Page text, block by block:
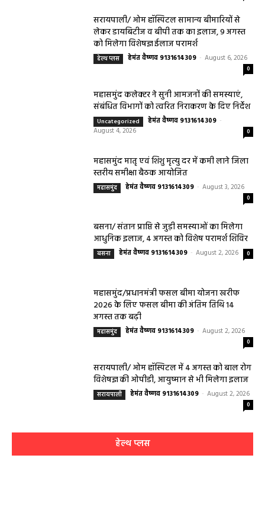
सरायपाली/ ओम हॉस्पिटल सामान्य बीमारियों से
लेकर डायबिटीज व बीपी तक का इलाज, 9 अगस्त
को मिलेगा विशेषज्ञ ईलाज परामर्श
हेल्थ प्लस हेमंत वैष्णव 9131614309 - August 6, 2026
0
महासमुंद कलेक्टर ने सुनी आमजनों की समस्याएं,
संबंधित विभागों को त्वरित निराकरण के दिए निर्देश
Uncategorized हेमंत वैष्णव 9131614309 -
August 4, 2026
0
महासमुंद मातृ एवं शिशु मृत्यु दर में कमी लाने जिला
स्तरीय समीक्षा बैठक आयोजित
महासमुंद हेमंत वैष्णव 9131614309 - August 3, 2026
0
बसना/ संतान प्राप्ति से जुड़ी समस्याओं का मिलेगा
आधुनिक इलाज, 4 अगस्त को विशेष परामर्श शिविर
बसना हेमंत वैष्णव 9131614309 - August 2, 2026 0
महासमुंद/प्रधानमंत्री फसल बीमा योजना खरीफ
2026 के लिए फसल बीमा की अंतिम तिथि 14
अगस्त तक बढ़ी
महासमुंद हेमंत वैष्णव 9131614309 - August 2, 2026
0
सरायपाली/ ओम हॉस्पिटल में 4 अगस्त को बाल रोग
विशेषज्ञ की ओपीडी, आयुष्मान से भी मिलेगा इलाज
सरायपाली हेमंत वैष्णव 9131614309 - August 2, 2026
0
हेल्थ प्लस